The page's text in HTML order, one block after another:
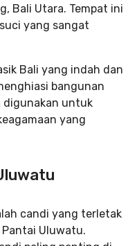
Bali Utara. Tempat ini
yang sangat
Bali yang indah dan
bangunan
digunakan untuk
yang
candi yang terletak
Uluwatu.